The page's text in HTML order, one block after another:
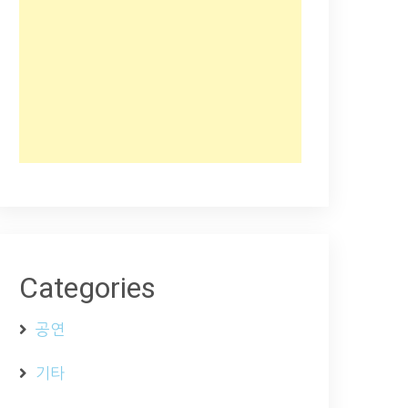
Categories
공연
기타